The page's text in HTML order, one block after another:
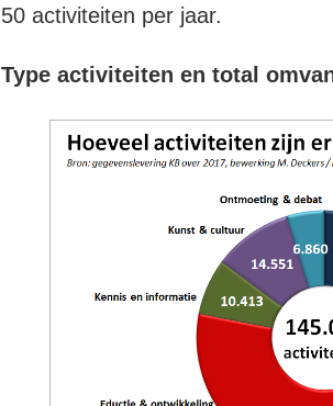
50 activiteiten per jaar.
Type activiteiten en total